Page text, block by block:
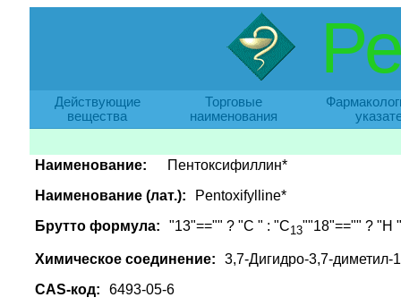
Действующие
вещества
Торговые
наименования
Наименование:
Пентоксифиллин*
Наименование (лат.):
Pentoxifylline*
Брутто формула:
"13"=="" ? "C " : "C13""18"=="" ? "H
Химическое соединение:
3,7-Дигидро-3,7-диметил-
CAS-код:
6493-05-6